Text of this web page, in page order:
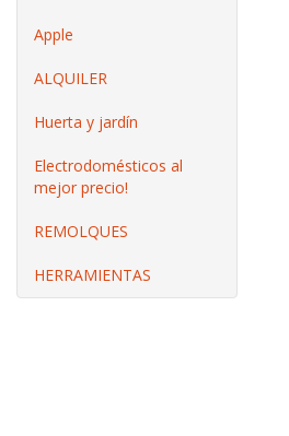
Apple
ALQUILER
Huerta y jardín
Electrodomésticos al
mejor precio!
REMOLQUES
HERRAMIENTAS